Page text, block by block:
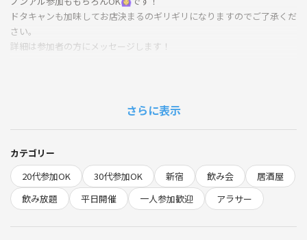
ドタキャンも加味してお店決まるのギリギリになりますのでご了承くだ
さい。
詳細は参加者の方にメッセージします！
アラサーの皆さん、こんにちは😃
同年代の仲間たちと気楽に楽しい飲み会を開催します！✨
歳の差を気にした会にしたくないので敬語だとしても砕けた感じやタメ
語もなるべく気にしない会にしたいです！
会社みたいに年齢の上下気にする人は向いてないと思います。
さらに表示
カテゴリー
20代参加OK
30代参加OK 新宿 飲み会
居酒屋
飲み放題
平日開催 一人参加歓迎 アラサー